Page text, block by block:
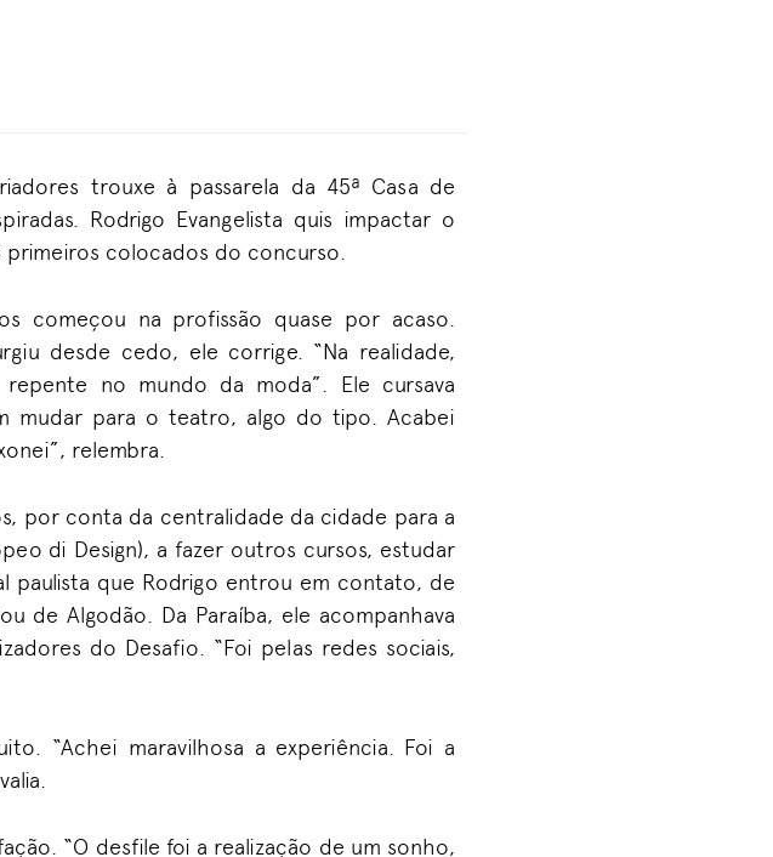
trouxe à passarela da 45ª Casa de
Rodrigo Evangelista quis impactar o
colocados do concurso.
começou na profissão quase por acaso.
desde cedo, ele corrige. “Na realidade,
no mundo da moda”. Ele cursava
mudar para o teatro, algo do tipo. Acabei
relembra.
por conta da centralidade da cidade para a
di Design), a fazer outros cursos, estudar
paulista que Rodrigo entrou em contato, de
de Algodão. Da Paraíba, ele acompanhava
do Desafio. “Foi pelas redes sociais,
“Achei maravilhosa a experiência. Foi a
“O desfile foi a realização de um sonho,